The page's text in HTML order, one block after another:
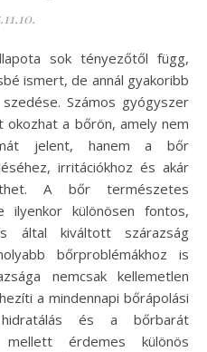
ismert, de annál gyakoribb
Számos gyógyszer
okozhat a bőrön, amely nem
jelent, hanem a bőr
irritációkhoz és akár
A bőr természetes
ilyenkor különösen fontos,
által kiváltott szárazság
bőrproblémákhoz is
nemcsak kellemetlen
a mindennapi bőrápolási
és a bőrbarát
mellett érdemes különös